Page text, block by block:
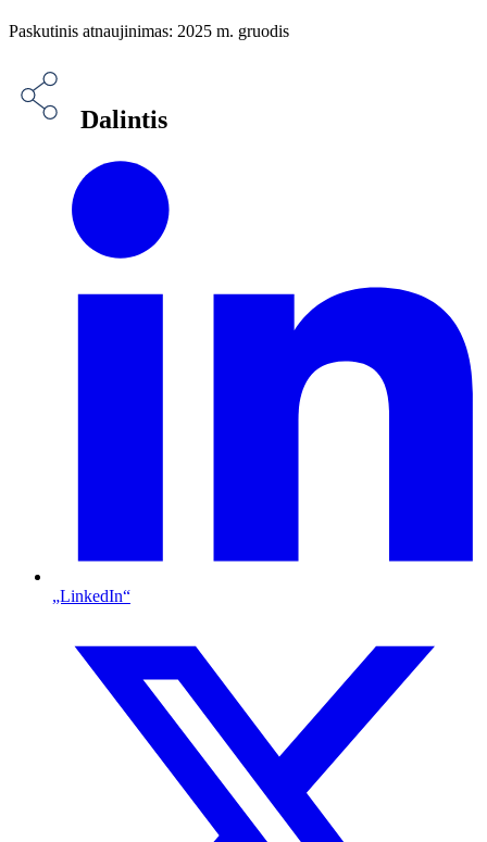
Paskutinis atnaujinimas: 2025 m. gruodis
Dalintis
„LinkedIn“